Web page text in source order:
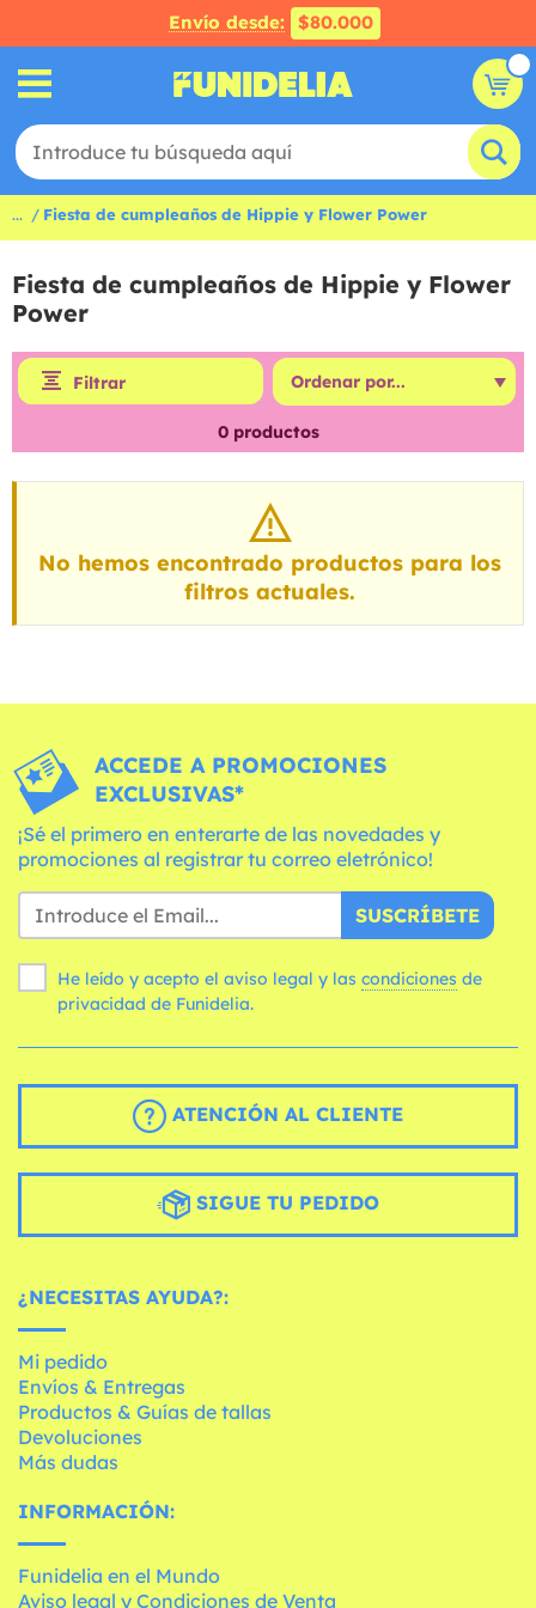
Envío desde: $80.000
... Fiesta de cumpleaños de Hippie y Flower Power
Fiesta de cumpleaños de Hippie y Flower
Power
Filtrar
0productos
No hemos encontrado productos para los
filtros actuales.
ACCEDE A PROMOCIONES
EXCLUSIVAS*
¡Sé el primero en enterarte de las novedades y
promociones al registrar tu correo eletrónico!
SUSCRÍBETE
He leído y acepto el aviso legal y las condiciones
privacidad de Funidelia.
ATENCIÓN AL CLIENTE
SIGUE TU PEDIDO
¿NECESITAS AYUDA?:
Mi pedido
Envíos & Entregas
Productos & Guías de tallas
Devoluciones
Más dudas
INFORMACIÓN:
Funidelia en el Mundo
Aviso legal y Condiciones de Venta